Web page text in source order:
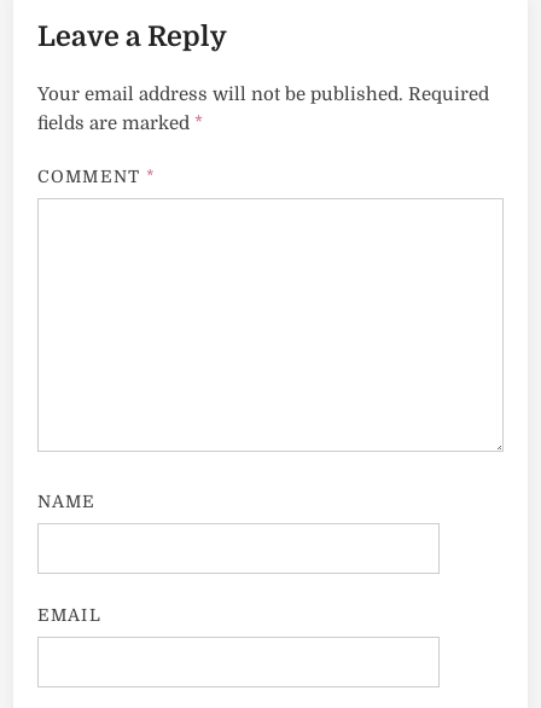
Leave a Reply
Your email address will not be published. Required
fields are marked *
COMMENT *
NAME
EMAIL